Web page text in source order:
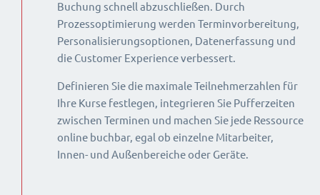
Buchung schnell abzuschließen. Durch
Prozessoptimierung werden Terminvorbereitung,
Personalisierungsoptionen, Datenerfassung und
die Customer Experience verbessert.
Definieren Sie die maximale Teilnehmerzahlen für
Ihre Kurse festlegen, integrieren Sie Pufferzeiten
zwischen Terminen und machen Sie jede Ressource
online buchbar, egal ob einzelne Mitarbeiter,
Innen- und Außenbereiche oder Geräte.